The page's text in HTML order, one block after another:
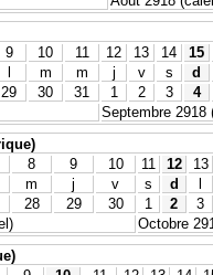
9 10 11 12 13 14 15
m m j v s d
29 30 31 1 2 3 4
Septembre 2918
8 9 10 11 12 13
m j v s d
28 29 30 1 2 3
Octobre